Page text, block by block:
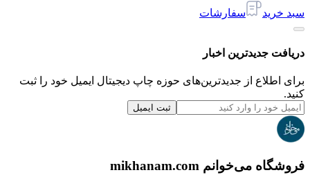
سبد خرید سفارشات
دریافت جدیدترین‌ اخبار
برای اطلاع از جدیدترین‌های حوزه چاپ دیجیتال ایمیل خود را ثبت
کنید.
ثبت ایمیل
فروشگاه می‌خوانم mikhanam.com